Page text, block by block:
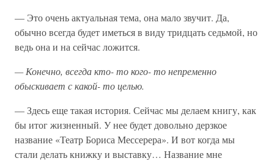
— Это очень актуальная тема, она мало звучит. Да,
обычно всегда будет иметься в виду тридцать седьмой, но
ведь она и на сейчас ложится.
— Конечно, всегдакто-токого-тонепременно
обыскивает скакой-тоцелью.
— Здесь еще такая история. Сейчас мы делаем книгу, как
бы итог жизненный. У нее будет довольно дерзкое
название «Театр Бориса Мессерера». И вот когда мы
стали делать книжку и выставку… Название мне